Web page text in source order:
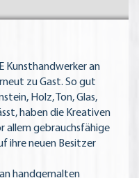
Kunsthandwerker an
zu Gast. So gut
Holz, Ton, Glas,
haben die Kreativen
allem gebrauchsfähige
ihre neuen Besitzer
handgemalten